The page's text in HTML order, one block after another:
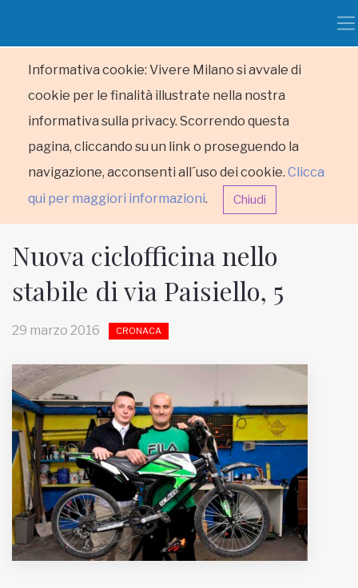
Informativa cookie: Vivere Milano si avvale di
cookie per le finalità illustrate nella nostra
informativa sulla privacy. Scorrendo questa
pagina, cliccando su un link o proseguendo la
navigazione, acconsenti all´uso dei cookie. Clicca
qui per maggiori informazioni. Chiudi
HOME
MUNICIPI
Inviateci le vostre segnalazioni
Iscriviti alla newsletter
www.viveremilano.info
Fondato e diretto da Enzo De
Nuova ciclofficina nello
stabile di via Paisiello, 5
29 marzo 2016 CRONACA